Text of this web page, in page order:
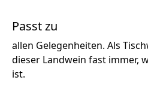
Passt zu
allen Gelegenheiten. Als
dieser Landwein fast immer,
ist.